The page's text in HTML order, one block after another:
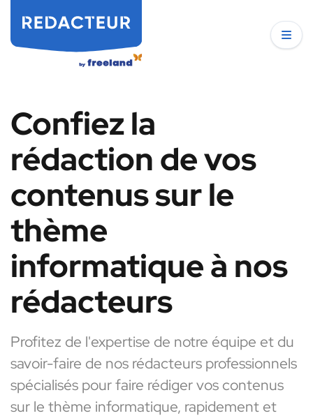
Confiez la
rédaction de vos
contenus sur le
thème
informatique à nos
rédacteurs
Profitez de l'expertise de notre équipe et du
savoir-faire de nos rédacteurs professionnels
spécialisés pour faire rédiger vos contenus
sur le thème informatique, rapidement et